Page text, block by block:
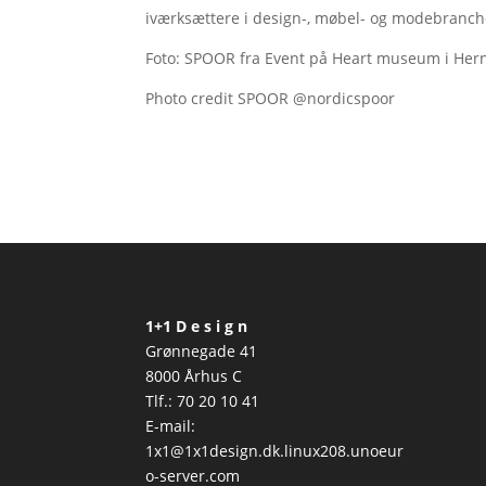
iværksættere i design-, møbel- og
Foto: SPOOR fra Event på Heart museum i
Photo credit SPOOR @nordicspoor
1+1 D e s i g n
Grønnegade 41
8000 Århus C
Tlf.: 70 20 10 41
E-mail:
1x1@1x1design.dk.linux208.unoeur
o-server.com